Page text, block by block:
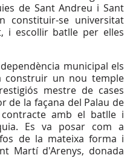
de Sant Andreu i Sant
constituir-se universitat
i escollir batlle per elles
municipal els
construir un nou temple
mestre de cases
de la façana del Palau de
amb el batlle i
Es va posar com a
de la mateixa forma i
Martí d'Arenys, donada